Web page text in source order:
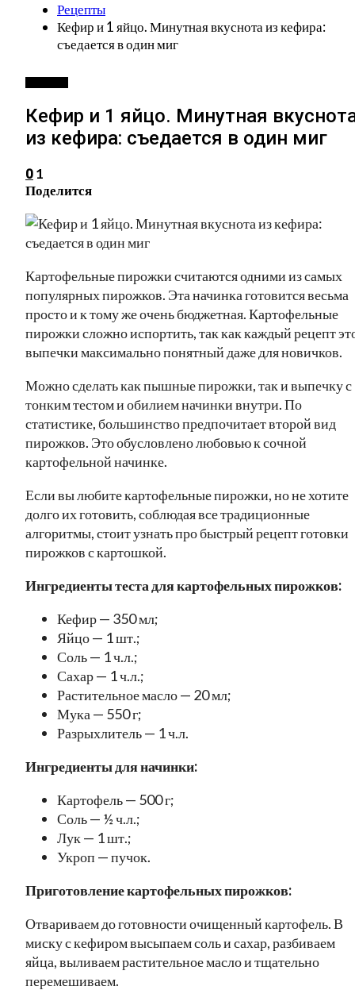
Рецепты
Кефир и 1 яйцо. Минутная вкуснота из кефира:
съедается в один миг
Кефир и 1 яйцо. Минутная
из кефира: съедается в один миг
0 1
Поделится
Картофельные пирожки считаются одними из самых
популярных пирожков. Эта начинка готовится весьма
просто и к тому же очень бюджетная. Картофельные
пирожки сложно испортить, так как каждый рецепт
выпечки максимально понятный даже для новичков.
Можно сделать как пышные пирожки, так и выпечку с
тонким тестом и обилием начинки внутри. По
статистике, большинство предпочитает второй вид
пирожков. Это обусловлено любовью к сочной
картофельной начинке.
Если вы любите картофельные пирожки, но не хотите
долго их готовить, соблюдая все традиционные
алгоритмы, стоит узнать про быстрый рецепт готовки
пирожков с картошкой.
Ингредиенты теста для картофельных пирожков:
Кефир — 350 мл;
Яйцо — 1 шт.;
Соль — 1 ч.л.;
Сахар — 1 ч.л.;
Растительное масло — 20 мл;
Мука — 550 г;
Разрыхлитель — 1 ч.л.
Ингредиенты для начинки:
Картофель — 500 г;
Соль — ½ ч.л.;
Лук — 1 шт.;
Укроп — пучок.
Приготовление картофельных пирожков:
Отвариваем до готовности очищенный картофель. В
миску с кефиром высыпаем соль и сахар, разбиваем
яйца, выливаем растительное масло и тщательно
перемешиваем.